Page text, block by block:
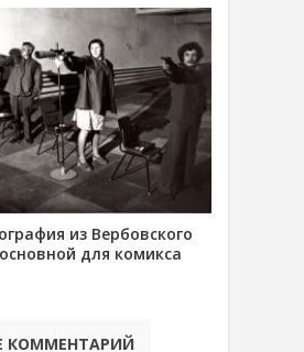
из Вербовского
для комикса
КОММЕНТАРИЙ